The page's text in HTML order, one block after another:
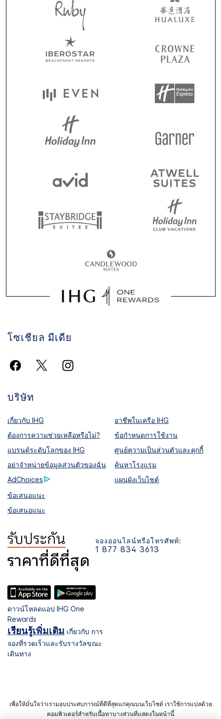
โซเชียล มีเดีย
บริษัท
เกี่ยวกับ IHG
อาชีพในเครือ IHG
ต้องการความช่วยเหลือหรือไม่?
ข้อกำหนดการใช้งาน
แบรนด์ระดับโลกของ IHG
ศูนย์ความเป็นส่วนตัวและคุกกี้
อย่าจำหน่ายข้อมูลส่วนตัวของฉัน
ค้นหาโรงแรม
AdChoices
แผนผังเว็บไซต์
ข้อเสนอแนะ
ข้อเสนอแนะ
จองออนไลน์หรือโทรศัพท์:
1 877 834 3613
ดาวน์โหลดแอป IHG One
Rewards
เรียนรู้เพิ่มเติม เกี่ยวกับ การ
จองที่รวดเร็วและรับรางวัลขณะ
เดินทาง
เพื่อให้มั่นใจว่าเรามอบประสบการณ์ที่ดีที่สุดแก่คุณบนเว็บไซต์ เราใช้การแปลด้วย
คอมพิวเตอร์สำหรับเนื้อหาบางส่วนที่แสดงในหน้านี้